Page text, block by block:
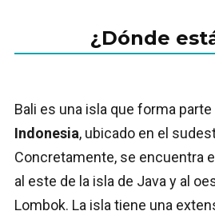
¿Dónde
Bali es una isla que forma
Indonesia, ubicado en el
Concretamente, se encuentra
al este de la isla de Java y al
Lombok. La isla tiene una